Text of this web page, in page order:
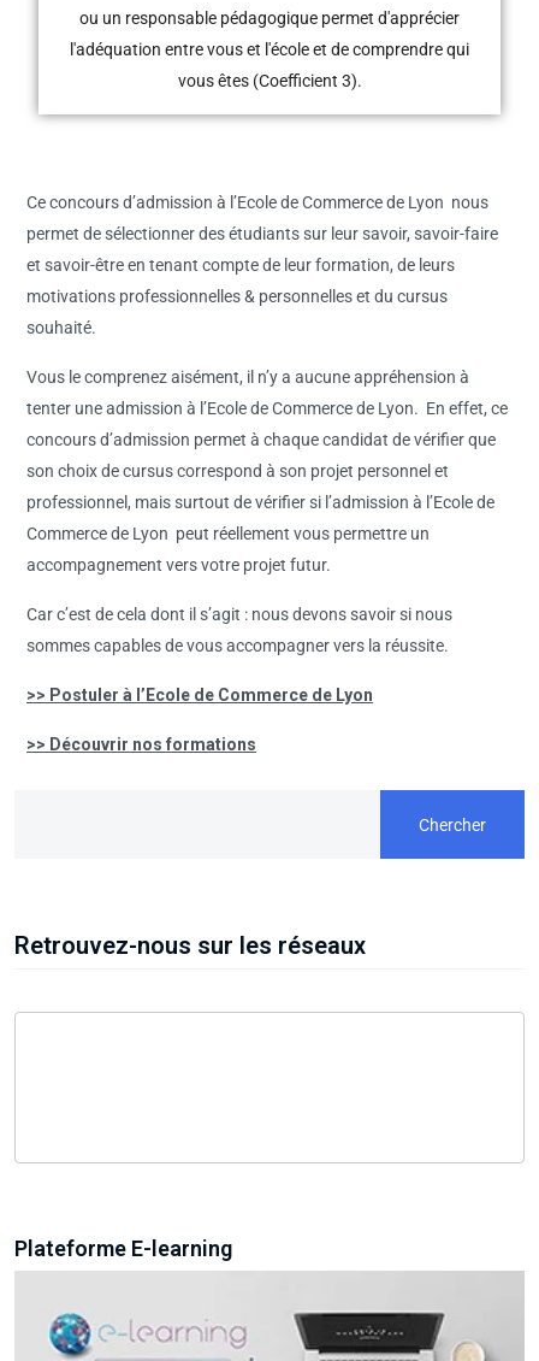
ou un responsable pédagogique permet d'apprécier
l'adéquation entre vous et l'école et de comprendre qui
vous êtes (Coefficient 3).
Ce concours d’admission à l’Ecole de Commerce de Lyon nous
permet de sélectionner des étudiants sur leur savoir, savoir-faire
et savoir-être en tenant compte de leur formation, de leurs
motivations professionnelles & personnelles et du cursus
souhaité.
Vous le comprenez aisément, il n’y a aucune appréhension à
tenter une admission à l’Ecole de Commerce de Lyon. En effet, ce
concours d’admission permet à chaque candidat de vérifier que
son choix de cursus correspond à son projet personnel et
professionnel, mais surtout de vérifier si l’admission à l’Ecole de
Commerce de Lyon peut réellement vous permettre un
accompagnement vers votre projet futur.
Car c’est de cela dont il s’agit : nous devons savoir si nous
sommes capables de vous accompagner vers la réussite.
>> Postuler à l’Ecole de Commerce de Lyon
>> Découvrir nos formations
Chercher
Retrouvez-nous sur les réseaux
Plateforme E-learning